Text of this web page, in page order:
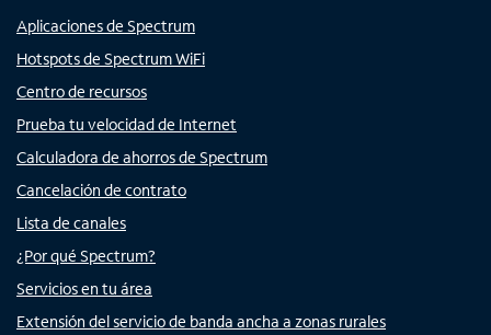
Aplicaciones de Spectrum
Hotspots de Spectrum WiFi
Centro de recursos
Prueba tu velocidad de Internet
Calculadora de ahorros de Spectrum
Cancelación de contrato
Lista de canales
¿Por qué Spectrum?
Servicios en tu área
Extensión del servicio de banda ancha a zonas rurales